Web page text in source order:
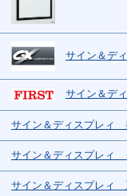
サイン＆デ
サイン＆デ
サイン＆ディスプレィ
サイン＆ディスプレィ
サイン＆ディスプレィ